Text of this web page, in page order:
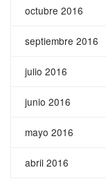
octubre 2016
septiembre 2016
julio 2016
junio 2016
mayo 2016
abril 2016